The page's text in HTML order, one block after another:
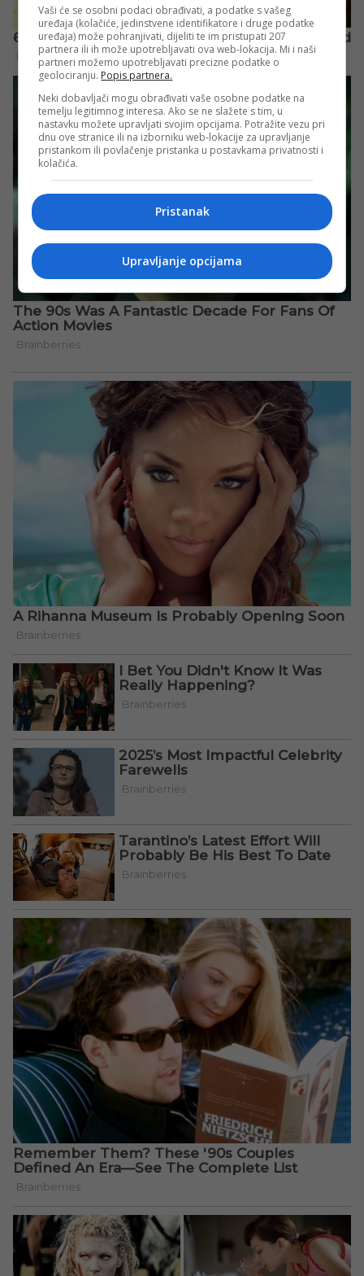
Vaši će se osobni podaci obrađivati, a podatke s vašeg
uređaja (kolačiće, jedinstvene identifikatore i druge podatke
uređaja) može pohranjivati, dijeliti te im pristupati 207
partnera ili ih može upotrebljavati ova web-lokacija. Mi i naši
partneri možemo upotrebljavati precizne podatke o
geolociranju. Popis partnera.
Neki dobavljači mogu obrađivati vaše osobne podatke na
temelju legitimnog interesa. Ako se ne slažete s tim, u
nastavku možete upravljati svojim opcijama. Potražite vezu pri
dnu ove stranice ili na izborniku web-lokacije za upravljanje
pristankom ili povlačenje pristanka u postavkama privatnosti i
kolačića.
Pristanak
Upravljanje opcijama